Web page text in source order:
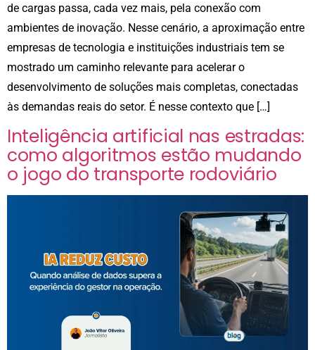
de cargas passa, cada vez mais, pela conexão com
ambientes de inovação. Nesse cenário, a aproximação entre
empresas de tecnologia e instituições industriais tem se
mostrado um caminho relevante para acelerar o
desenvolvimento de soluções mais completas, conectadas
às demandas reais do setor. É nesse contexto que […]
Inteligência artificial nas estradas:
como algoritmos estão mudando
o jogo do transporte rodoviário